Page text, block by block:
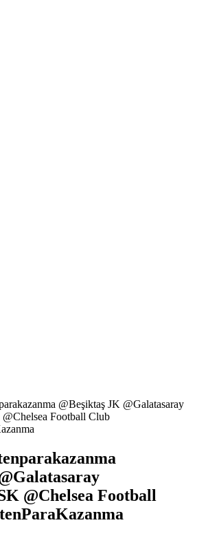
@Beşiktaş JK @Galatasaray
@Chelsea Football Club
@Chelsea Football